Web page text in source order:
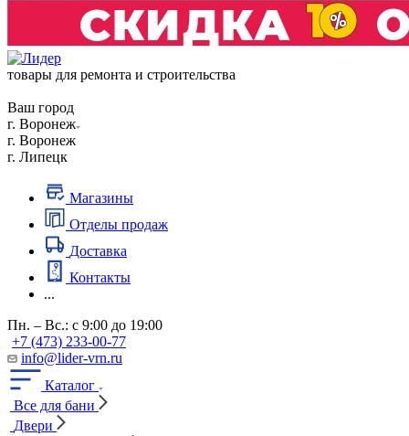
товары для ремонта и строительства
Ваш город
г. Воронеж
г. Воронеж
г. Липецк
Магазины
Отделы продаж
Доставка
Контакты
...
Пн. – Вс.: с 9:00 до 19:00
+7 (473) 233-00-77
info@lider-vrn.ru
Каталог
Все для бани
Двери